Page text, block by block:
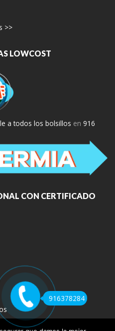
>>
LOWCOST
a todos los bolsillos en 916
CON CERTIFICADO
916378284